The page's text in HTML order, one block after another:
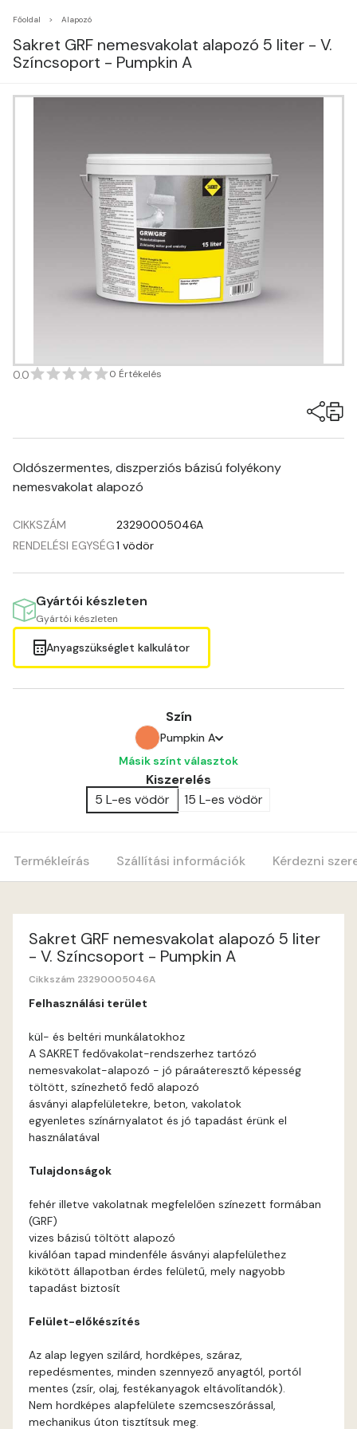
Főoldal Alapozó
Sakret GRF nemesvakolat alapozó 5 liter - V.
Színcsoport - Pumpkin A
0.0 0 Értékelés
Oldószermentes, diszperziós bázisú folyékony
nemesvakolat alapozó
CIKKSZÁM
23290005046A
RENDELÉSI EGYSÉG1 vödör
Gyártói készleten
Gyártói készleten
Anyagszükséglet kalkulátor
Szín
Pumpkin A
Apple A
Egyptian orange A
Orange A
Rose A
Sulphur A
Másik színt választok
Kiszerelés
5 L-es vödör
15 L-es vödör
Termékleírás Szállítási információk Kérdezni
Sakret GRF nemesvakolat alapozó 5 liter
- V. Színcsoport - Pumpkin A
Cikkszám 23290005046A
Felhasználási terület
kül- és beltéri munkálatokhoz
A SAKRET fedővakolat-rendszerhez tartózó
nemesvakolat-alapozó - jó páraáteresztő képesség
töltött, színezhető fedő alapozó
ásványi alapfelületekre, beton, vakolatok
egyenletes színárnyalatot és jó tapadást érünk el
használatával
Tulajdonságok
fehér illetve vakolatnak megfelelően színezett formában
(GRF)
vizes bázisú töltött alapozó
kiválóan tapad mindenféle ásványi alapfelülethez
kikötött állapotban érdes felületű, mely nagyobb
tapadást biztosít
Felület-előkészítés
Az alap legyen szilárd, hordképes, száraz,
repedésmentes, minden szennyező anyagtól, portól
mentes (zsír, olaj, festékanyagok eltávolítandók).
Nem hordképes alapfelülete szemcseszórással,
mechanikus úton tisztítsuk meg.